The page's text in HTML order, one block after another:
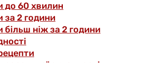
до 60 хвилин
за 2 години
більш ніж за 2 години